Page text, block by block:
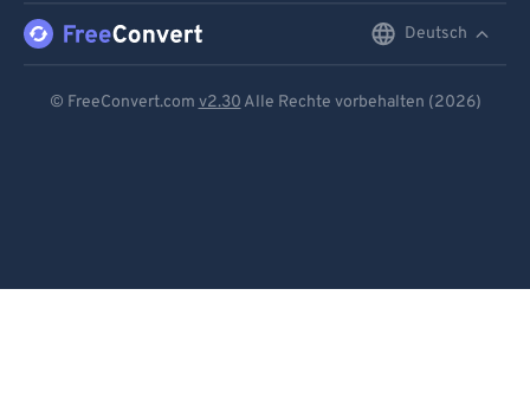
Deutsch
© FreeConvert.com v2.30 Alle Rechte vorbehalten (2026)